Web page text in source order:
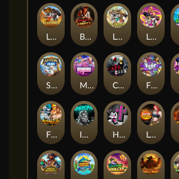
BULLETS AND BOUNTY
LE COWBOY
MIAMI MAYHEM
LE KING
Leatherheads
Supreme Zeus
Invictus Hot Ross
Cash Crew
Le Digger
Fist Of Destruction
Fighter Pit